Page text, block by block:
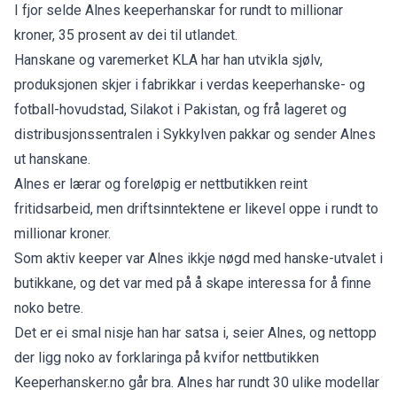
I fjor selde Alnes keeperhanskar for rundt to millionar
kroner, 35 prosent av dei til utlandet.
Hanskane og varemerket KLA har han utvikla sjølv,
produksjonen skjer i fabrikkar i verdas keeperhanske- og
fotball-hovudstad, Silakot i Pakistan, og frå lageret og
distribusjonssentralen i Sykkylven pakkar og sender Alnes
ut hanskane.
Alnes er lærar og foreløpig er nettbutikken reint
fritidsarbeid, men driftsinntektene er likevel oppe i rundt to
millionar kroner.
Som aktiv keeper var Alnes ikkje nøgd med hanske-utvalet i
butikkane, og det var med på å skape interessa for å finne
noko betre.
Det er ei smal nisje han har satsa i, seier Alnes, og nettopp
der ligg noko av forklaringa på kvifor nettbutikken
Keeperhansker.no går bra. Alnes har rundt 30 ulike modellar